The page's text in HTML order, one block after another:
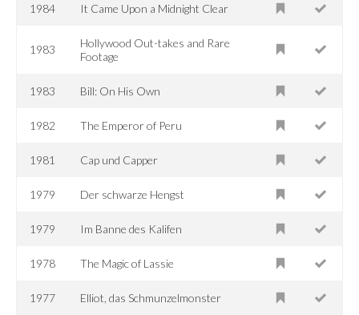
1984 It Came Upon a Midnight Clear
1983
Hollywood Out-takes and Rare
Footage
1983 Bill: On His Own
1982 The Emperor of Peru
1981 Cap und Capper
1979 Der schwarze Hengst
1979 Im Banne des Kalifen
1978 The Magic of Lassie
1977 Elliot, das Schmunzelmonster